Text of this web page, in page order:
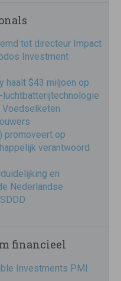
tot directeur Impact
Investment
haalt $43 miljoen op
Voedselketen
promoveert op
verantwoord
en
Nederlandse
financieel
Investments PMI